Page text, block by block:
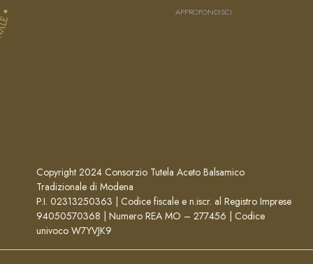
APPROFONDISCI
Copyright 2024 Consorzio Tutela Aceto Balsamico
Tradizionale di Modena
P.I. 02313250363 | Codice fiscale e n.iscr. al Registro Imprese
94050570368 | Numero REA MO – 277456 | Codice
univoco W7YVJK9